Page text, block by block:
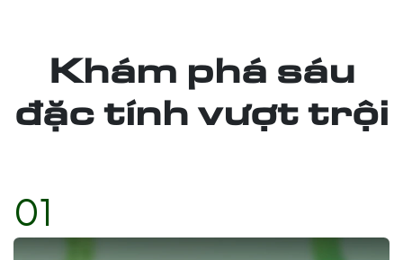
Khám phá sáu
đặc tính vượt trội
01